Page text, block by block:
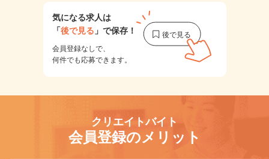
気になる求人は
「後で見る 」で保存！
会員登録なしで、
何件でも応募できます。
クリエイトバイト
会員登録のメリット